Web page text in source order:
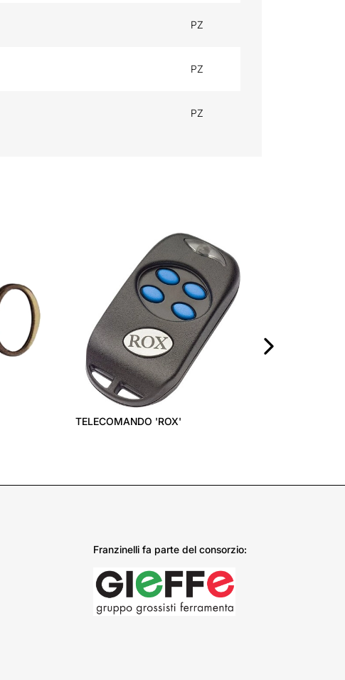
PZ
PZ
PZ
TELECOMANDO 'ROX'
Franzinelli fa parte del consorzio: